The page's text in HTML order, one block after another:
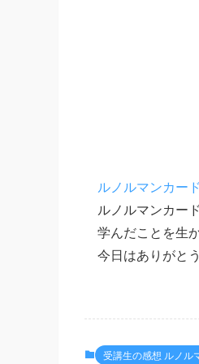
ルノルマンカー
ルノルマンカー
学んだことを生
今日はありがと
受講生の感想 ルノル